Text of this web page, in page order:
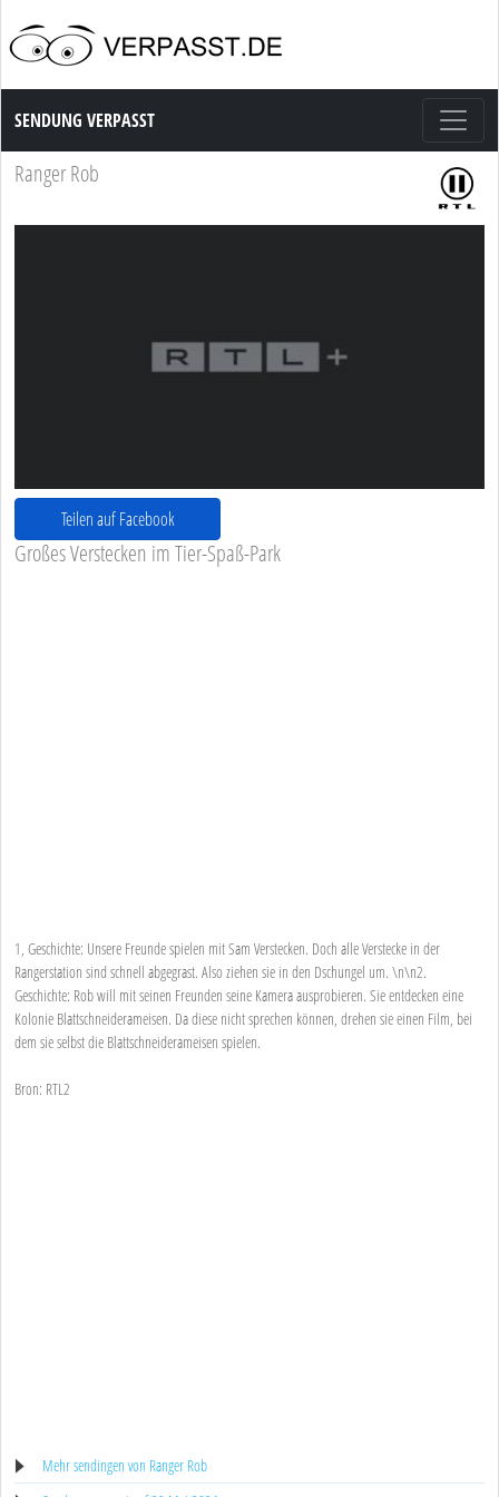
Sendung Verpasst
SENDUNG VERPASST
Ranger Rob
Teilen auf Facebook
Großes Verstecken im Tier-Spaß-Park
1, Geschichte: Unsere Freunde spielen mit Sam Verstecken. Doch alle Verstecke in der
Rangerstation sind schnell abgegrast. Also ziehen sie in den Dschungel um. \n\n2.
Geschichte: Rob will mit seinen Freunden seine Kamera ausprobieren. Sie entdecken eine
Kolonie Blattschneiderameisen. Da diese nicht sprechen können, drehen sie einen Film, bei
dem sie selbst die Blattschneiderameisen spielen.
Bron: RTL2
Mehr sendingen von Ranger Rob